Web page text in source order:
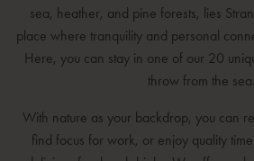
sea, heather, and pine forests, lies
place where tranquility and personal
Here, you can stay in one of our 20
throw from the sea.
With nature as your backdrop, you can
find focus for work, or enjoy quality